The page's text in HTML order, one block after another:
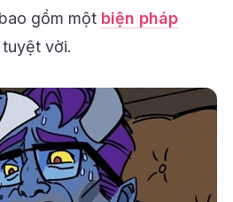
gồm một biện pháp
tuyệt vời.